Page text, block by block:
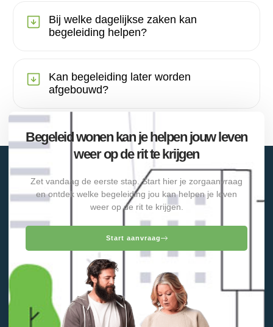
Bij welke dagelijkse zaken kan
begeleiding helpen?
Kan begeleiding later worden
afgebouwd?
Begeleid wonen kan je helpen jouw leven
weer op de rit te krijgen
Zet vandaag de eerste stap. Start hier je zorgaanvraag
en ontdek welke begeleiding jou kan helpen je leven
weer op de rit te krijgen.
Start aanvraag